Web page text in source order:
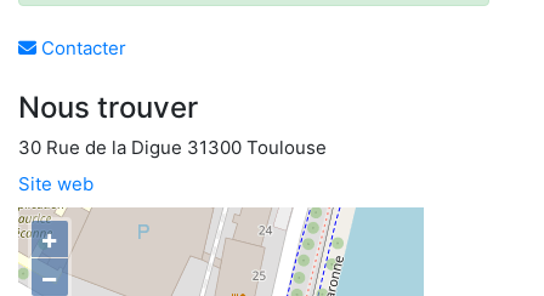
Contacter
Nous trouver
30 Rue de la Digue 31300 Toulouse
Site web
+
−